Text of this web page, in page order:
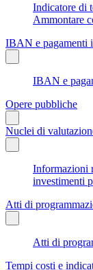
Indicatore di
Ammontare
IBAN e pagamenti
IBAN e
Opere pubbliche
Nuclei di
Informazioni
investimenti
Atti di
Atti di
Tempi costi e